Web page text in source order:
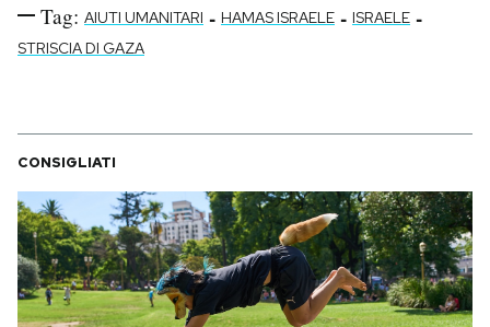
Tag: AIUTI UMANITARI - HAMAS ISRAELE - ISRAELE -
STRISCIA DI GAZA
CONSIGLIATI